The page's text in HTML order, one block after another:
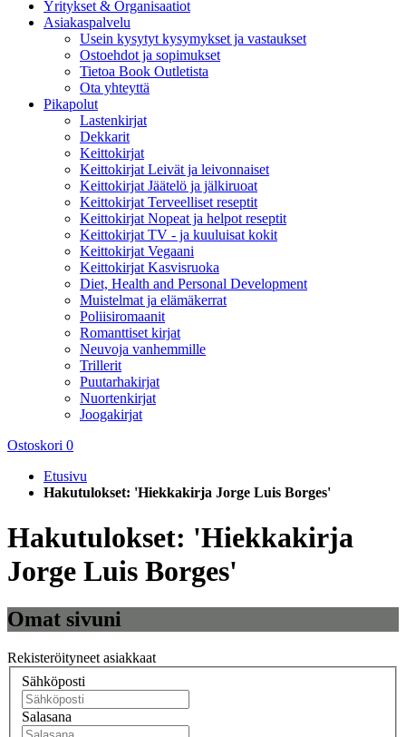
Yritykset & Organisaatiot
Asiakaspalvelu
Usein kysytyt kysymykset ja vastaukset
Ostoehdot ja sopimukset
Tietoa Book Outletista
Ota yhteyttä
Pikapolut
Lastenkirjat
Dekkarit
Keittokirjat
Keittokirjat Leivät ja leivonnaiset
Keittokirjat Jäätelö ja jälkiruoat
Keittokirjat Terveelliset reseptit
Keittokirjat Nopeat ja helpot reseptit
Keittokirjat TV - ja kuuluisat kokit
Keittokirjat Vegaani
Keittokirjat Kasvisruoka
Diet, Health and Personal Development
Muistelmat ja elämäkerrat
Poliisiromaanit
Romanttiset kirjat
Neuvoja vanhemmille
Trillerit
Puutarhakirjat
Nuortenkirjat
Joogakirjat
Ostoskori 0
Etusivu
Hakutulokset: 'Hiekkakirja Jorge Luis Borges'
Hakutulokset: 'Hiekkakirja
Jorge Luis Borges'
Omat sivuni
Rekisteröityneet asiakkaat
Sähköposti
Salasana